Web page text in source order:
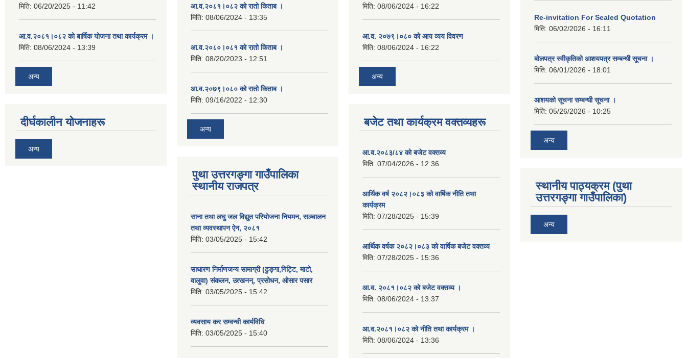
मिति: 06/20/2025 - 11:42
आ.व.२०८१।०८२ को बार्षिक योजना तथा कार्यक्रम ।
मिति: 08/06/2024 - 13:39
अन्य
दीर्घकालीन योजनाहरू
अन्य
आ.व.२०८१।०८२ को रातो किताब ।
मिति: 08/06/2024 - 13:35
आ.व.२०८०।०८१ को रातो किताब ।
मिति: 08/20/2023 - 12:51
आ.व.२०७९।०८० को रातो किताब ।
मिति: 09/16/2022 - 12:30
अन्य
पुथा उत्तरगङ्गा गाउँपालिका
स्थानीय राजपत्र
साना तथा लघु जल विद्युत परियोजना नियमन, सञ्चालन
तथा व्यवस्थापन ऐन, २०८१
मिति: 03/05/2025 - 15:42
साधारण निर्माणजन्य सामाग्री (ढुङ्गा,गिट्टि, माटो,
वालुवा) संकलन, उत्खनन्, प्रसोधन, ओसार पसार
मिति: 03/05/2025 - 15:42
व्यवसाय कर सम्वन्धी कार्यविधि
मिति: 03/05/2025 - 15:40
मिति: 08/06/2024 - 16:22
आ.व. २०७९।०८० को आय व्यय विवरण
मिति: 08/06/2024 - 16:22
अन्य
बजेट तथा कार्यक्रम वक्तव्यहरू
आ.व.२०८३/८४ को बजेट वक्तव्य
मिति: 07/04/2026 - 12:36
आर्थिक वर्ष २०८२।०८३ को वार्षिक नीति तथा
कार्यक्रम
मिति: 07/28/2025 - 15:39
आर्थिक वर्षक २०८२।०८३ को वार्षिक बजेट वक्तव्य
मिति: 07/28/2025 - 15:36
आ.व. २०८१।०८२ को बजेट वक्तव्य ।
मिति: 08/06/2024 - 13:37
आ.व.२०८१।०८२ को नीति तथा कार्यक्रम ।
मिति: 08/06/2024 - 13:36
Re-invitation For Sealed Quotation
मिति: 06/02/2026 - 16:11
बोलपत्र स्वीकृतिको आशयपत्र सम्बन्धी सूचना ।
मिति: 06/01/2026 - 18:01
आशयको सूचना सम्बन्धी सूचना ।
मिति: 05/26/2026 - 10:25
अन्य
स्थानीय पाठ्यक्रम (पुथा
उत्तरगङ्गा गाउँपालिका)
अन्य